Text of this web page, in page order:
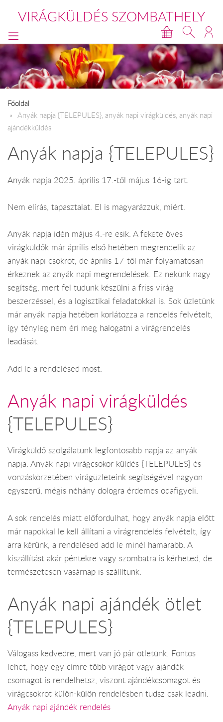
VIRÁGKÜLDÉS SZOMBATHELY
Főoldal
​Anyák napja {TELEPULES}, anyák napi virágküldés, anyák napi
ajándékküldés
Anyák napja {TELEPULES}
Anyák napja 2025. április 17.-től május 16-ig tart.
Nem elírás, tapasztalat. El is magyarázzuk, miért.
Anyák napja idén május 4.-re esik. A fekete öves
virágküldők már április első hetében megrendelik az
anyák napi csokrot, de április 17-től már folyamatosan
érkeznek az anyák napi megrendelések. Ez nekünk nagy
segítség, mert fel tudunk készülni a friss virág
beszerzéssel, és a logisztikai feladatokkal is. Sok üzletünk
már anyák napja hetében korlátozza a rendelés felvételt,
így tényleg nem éri meg halogatni a virágrendelés
leadását.
Add le a rendelésed most.
Anyák napi virágküldés
{TELEPULES}
Virágküldő szolgálatunk legfontosabb napja az anyák
napja. Anyák napi virágcsokor küldés {TELEPULES} és
vonzáskörzetében virágüzleteink segítségével nagyon
egyszerű, mégis néhány dologra érdemes odafigyeli.
A sok rendelés miatt előfordulhat, hogy anyák napja előtt
már napokkal le kell állítani a virágrendelés felvételt, így
arra kérünk, a rendelésed add le minél hamarabb. A
kiszállítást akár péntekre vagy szombatra is kérheted, de
természetesen vasárnap is szállítunk.
Anyák napi ajándék ötlet
{TELEPULES}
Válogass kedvedre, mert van jó pár ötletünk. Fontos
lehet, hogy egy címre több virágot vagy ajándék
csomagot is rendelhetsz, viszont ajándékcsomagot és
virágcsokrot külön-külön rendelésben tudsz csak leadni.
Anyák napi ajándék rendelés